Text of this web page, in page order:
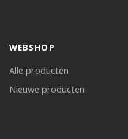
WEBSHOP
Alle producten
Nieuwe producten